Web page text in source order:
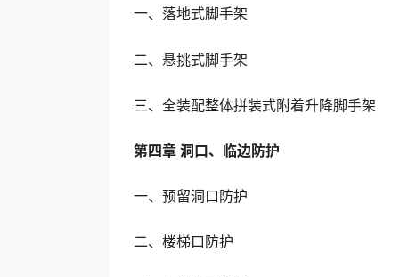
一、落地式脚手架
二、悬挑式脚手架
三、全装配整体拼装式附着升降脚手架
第四章 洞口、临边防护
一、预留洞口防护
二、楼梯口防护